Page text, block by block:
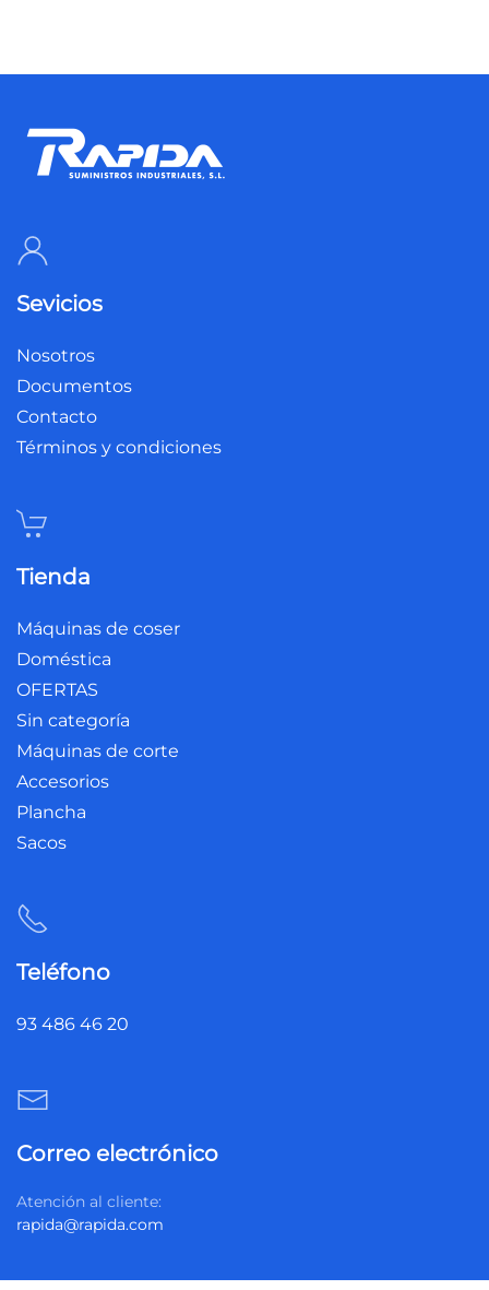
Sevicios
Nosotros
Documentos
Contacto
Términos y condiciones
Tienda
Máquinas de coser
Doméstica
OFERTAS
Sin categoría
Máquinas de corte
Accesorios
Plancha
Sacos
Teléfono
93 486 46 20
Correo electrónico
Atención al cliente:
rapida@rapida.com